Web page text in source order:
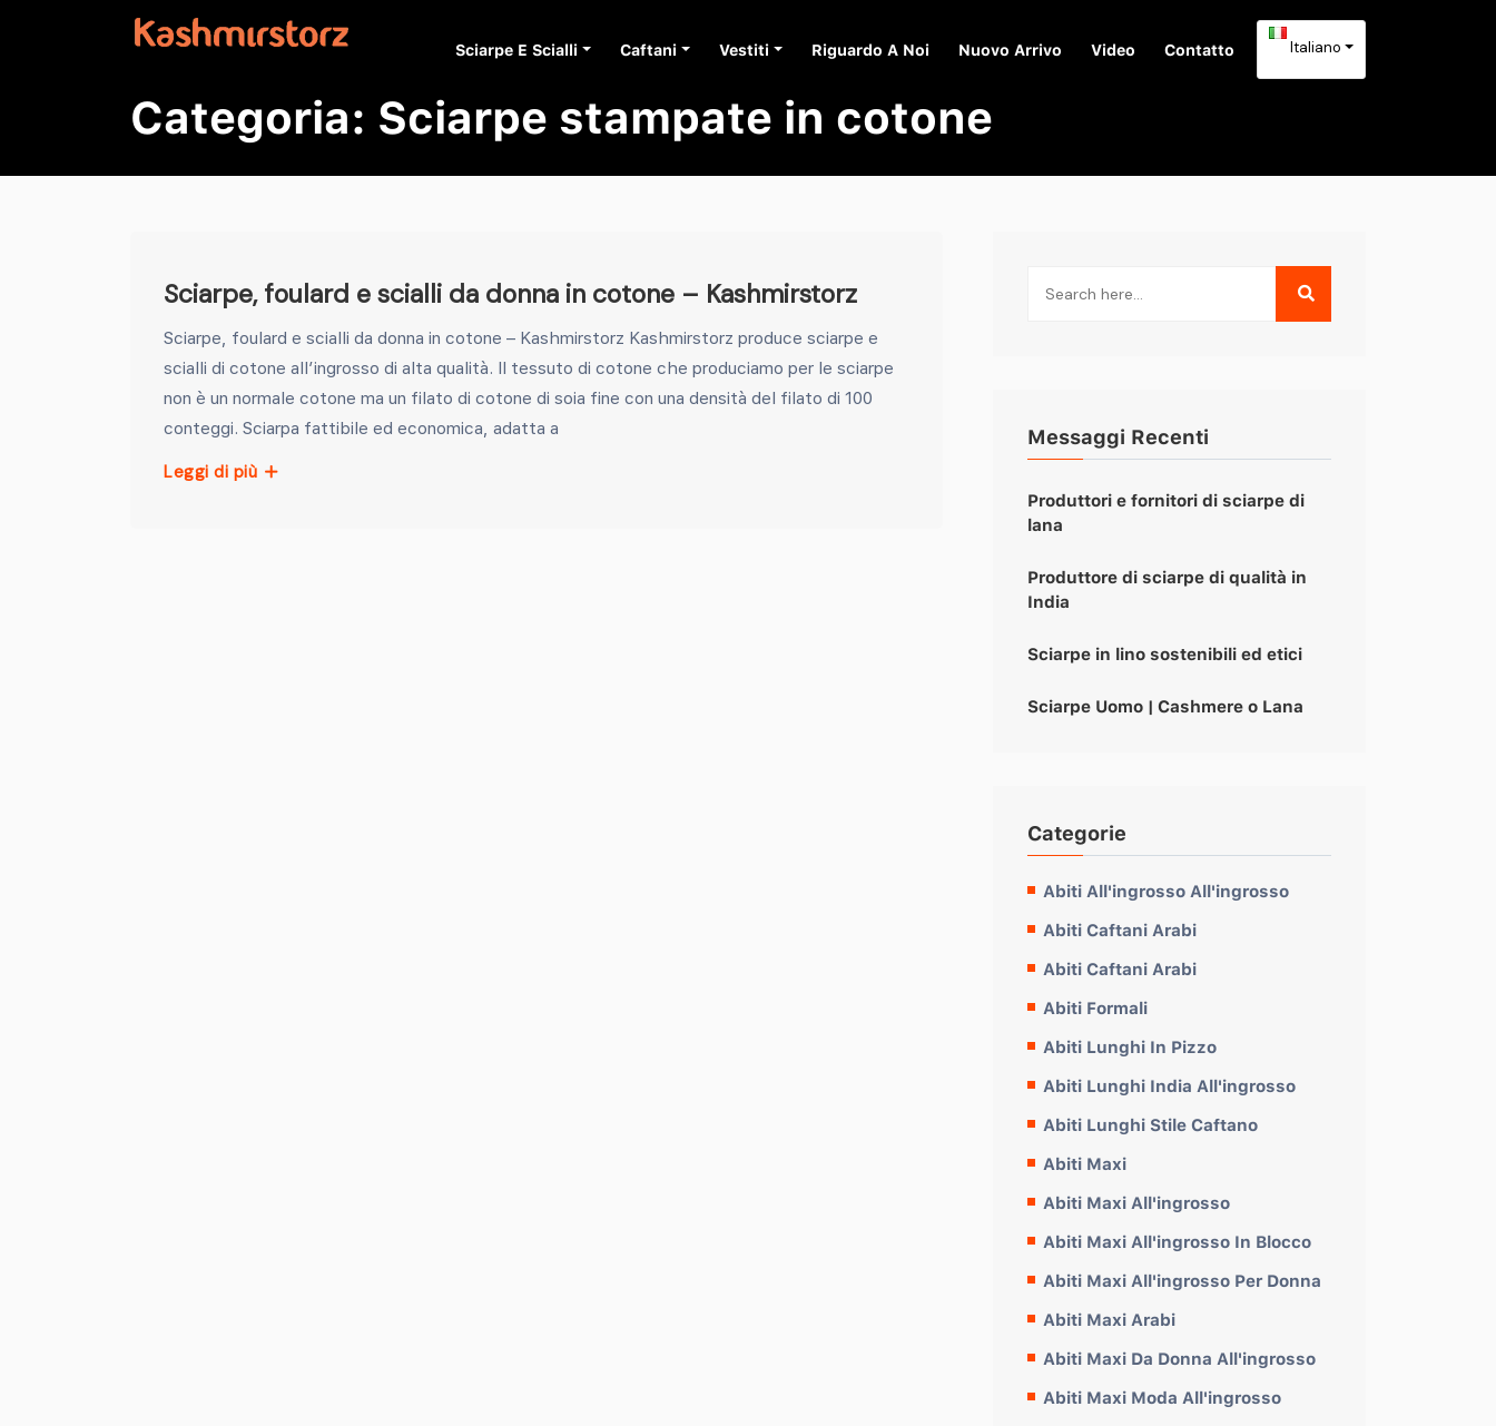
Sciarpe E Scialli Caftani Vestiti Riguardo A Noi Nuovo Arrivo Video Contatto Italiano
Categoria: Sciarpe stampate in cotone
Sciarpe, foulard e scialli da donna in cotone – Kashmirstorz
Sciarpe, foulard e scialli da donna in cotone – Kashmirstorz Kashmirstorz produce sciarpe e
scialli di cotone all’ingrosso di alta qualità. Il tessuto di cotone che produciamo per le sciarpe
non è un normale cotone ma un filato di cotone di soia fine con una densità del filato di 100
conteggi. Sciarpa fattibile ed economica, adatta a
Leggi di più
Messaggi Recenti
Produttori e fornitori di sciarpe di
lana
Produttore di sciarpe di qualità in
India
Sciarpe in lino sostenibili ed etici
Sciarpe Uomo | Cashmere o Lana
Categorie
Abiti All'ingrosso All'ingrosso
Abiti Caftani Arabi
Abiti Caftani Arabi
Abiti Formali
Abiti Lunghi In Pizzo
Abiti Lunghi India All'ingrosso
Abiti Lunghi Stile Caftano
Abiti Maxi
Abiti Maxi All'ingrosso
Abiti Maxi All'ingrosso In Blocco
Abiti Maxi All'ingrosso Per Donna
Abiti Maxi Arabi
Abiti Maxi Da Donna All'ingrosso
Abiti Maxi Moda All'ingrosso